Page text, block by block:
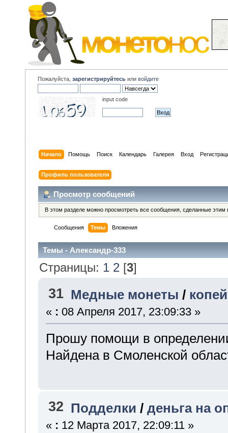
Пожалуйста, зарегистрируйтесь или войдите
input code
Начало Помощь Поиск Календарь Галерея Вход
Профиль пользователя
Просмотр сообщений
В этом разделе можно просмотреть все сообщения, сделанные этим
Сообщения Темы Вложения
Темы - Александр-333
Страницы: 1 2 [3]
31 Медные монеты /
« : 08 Апреля 2017, 23:09:33 »
Прошу помощи в
Найдена в Смоленской
32 Подделки /деньга на
« : 12 Марта 2017, 22:09:11 »